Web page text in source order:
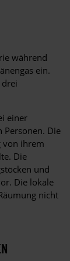
während
ein.
einer
Personen. Die
von ihrem
Die
und
Die lokale
nicht